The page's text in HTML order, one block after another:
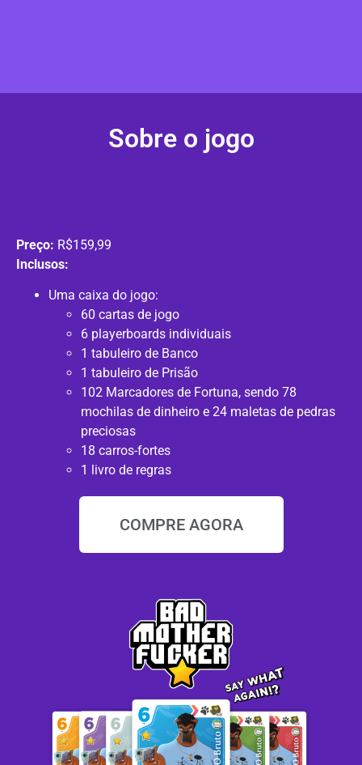
Sobre o jogo
Preço: R$159,99
Inclusos:
Uma caixa do jogo:
60 cartas de jogo
6 playerboards individuais
1 tabuleiro de Banco
1 tabuleiro de Prisão
102 Marcadores de Fortuna, sendo 78
mochilas de dinheiro e 24 maletas de pedras
preciosas
18 carros-fortes
1 livro de regras
COMPRE AGORA